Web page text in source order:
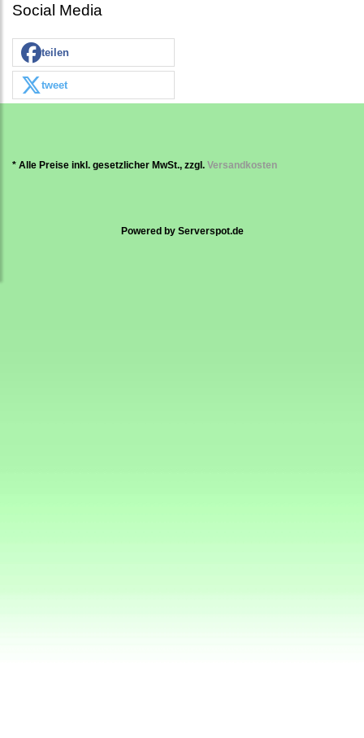
Social Media
teilen
tweet
* Alle Preise inkl. gesetzlicher MwSt., zzgl. Versandkosten
Powered by Serverspot.de